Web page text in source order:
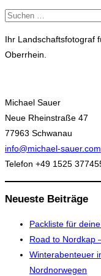
Suchen
nach:
Ihr Landschaftsfotograf
Oberrhein.
Michael Sauer
Neue Rheinstraße 47
77963 Schwanau
info@michael-sauer.com
Telefon +49 1525
Neueste Beiträge
Packliste für
Road to Nordkap
Winterabenteuer
Nordnorwegen